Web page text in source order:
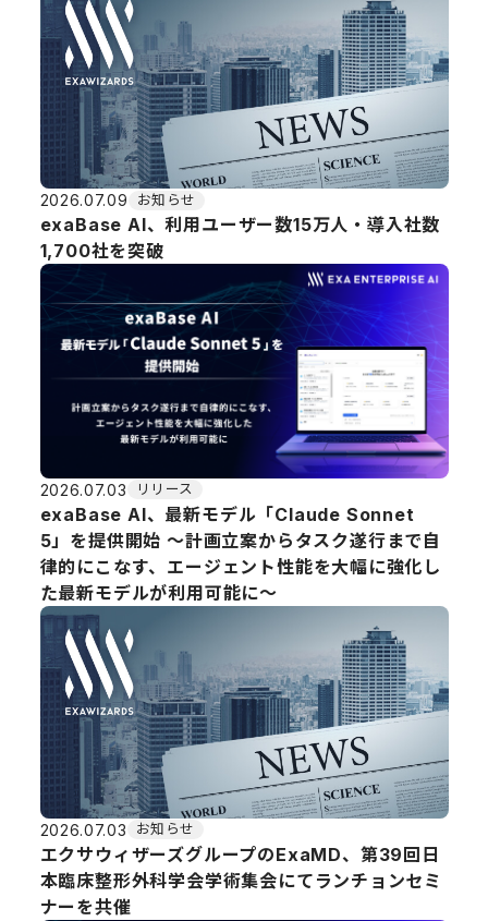
2026.07.09 お知らせ
exaBase AI、利用ユーザー数15万人・導入社数
1,700社を突破
2026.07.03 リリース
exaBase AI、最新モデル「Claude Sonnet
5」を提供開始 ～計画立案からタスク遂行まで自
律的にこなす、エージェント性能を大幅に強化し
た最新モデルが利用可能に〜
2026.07.03 お知らせ
エクサウィザーズグループのExaMD、第39回日
本臨床整形外科学会学術集会にてランチョンセミ
ナーを共催